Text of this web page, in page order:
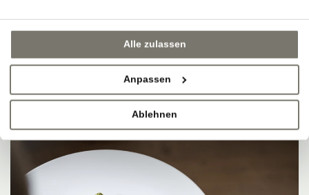
Alle zulassen
Anpassen
Ablehnen